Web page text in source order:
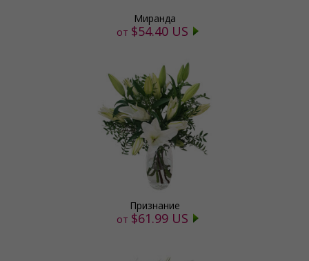
Миранда
от $54.40 US
Признание
от $61.99 US